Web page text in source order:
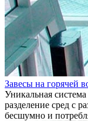
Завесы на горячей
Уникальная
разделение сред с
бесшумно и